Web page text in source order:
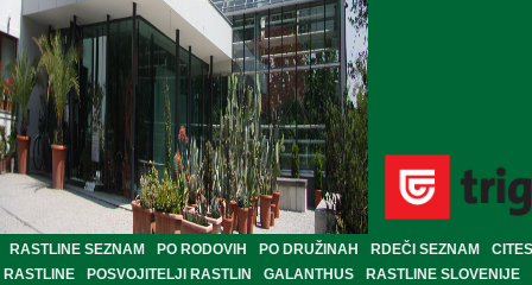
RASTLINE SEZNAM PO RODOVIH PO DRUŽINAH RDEČI SEZNAM
CITES
RASTLINE
POSVOJITELJI RASTLIN GALANTHUS RASTLINE SLOVENIJE